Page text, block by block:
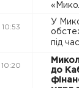
10:53
У
під
10:20
до